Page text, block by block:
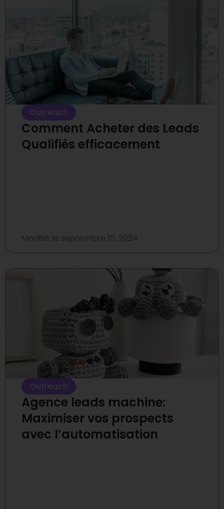
Outreach
Comment Acheter des Leads
Qualifiés efficacement
Modifié le septembre 10, 2024
Outreach
Agence leads machine:
Maximiser vos prospects
avec l’automatisation